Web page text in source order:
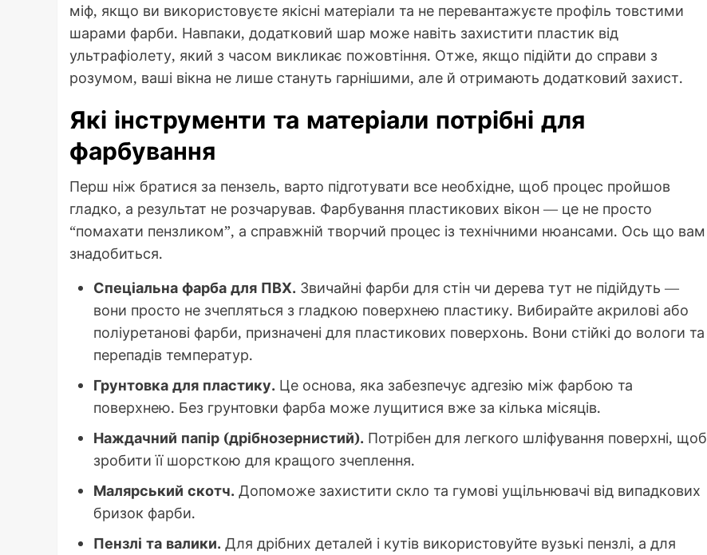
міф, якщо ви використовуєте якісні матеріали та не перевантажуєте профіль товстими
шарами фарби. Навпаки, додатковий шар може навіть захистити пластик від
ультрафіолету, який з часом викликає пожовтіння. Отже, якщо підійти до справи з
розумом, ваші вікна не лише стануть гарнішими, але й отримають додатковий захист.
Які інструменти та матеріали потрібні для
фарбування
Перш ніж братися за пензель, варто підготувати все необхідне, щоб процес пройшов
гладко, а результат не розчарував. Фарбування пластикових вікон — це не просто
“помахати пензликом”, а справжній творчий процес із технічними нюансами. Ось що вам
знадобиться.
Спеціальна фарба для ПВХ. Звичайні фарби для стін чи дерева тут не підійдуть —
вони просто не зчепляться з гладкою поверхнею пластику. Вибирайте акрилові або
поліуретанові фарби, призначені для пластикових поверхонь. Вони стійкі до вологи та
перепадів температур.
Грунтовка для пластику. Це основа, яка забезпечує адгезію між фарбою та
поверхнею. Без грунтовки фарба може лущитися вже за кілька місяців.
Наждачний папір (дрібнозернистий). Потрібен для легкого шліфування поверхні, щоб
зробити її шорсткою для кращого зчеплення.
Малярський скотч. Допоможе захистити скло та гумові ущільнювачі від випадкових
бризок фарби.
Пензлі та валики. Для дрібних деталей і кутів використовуйте вузькі пензлі, а для